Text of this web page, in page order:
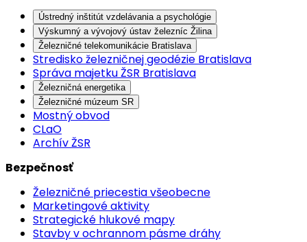
Ústredný inštitút vzdelávania a psychológie
Výskumný a vývojový ústav železníc Žilina
Železničné telekomunikácie Bratislava
Stredisko železničnej geodézie Bratislava
Správa majetku ŽSR Bratislava
Železničná energetika
Železničné múzeum SR
Mostný obvod
CLaO
Archív ŽSR
Bezpečnosť
Železničné priecestia všeobecne
Marketingové aktivity
Strategické hlukové mapy
Stavby v ochrannom pásme dráhy